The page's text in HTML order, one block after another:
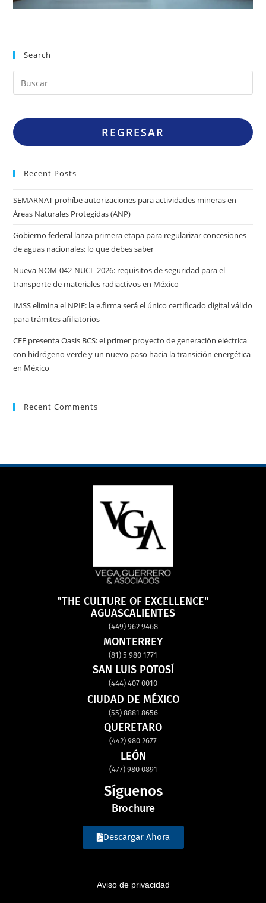
Search
REGRESAR
Recent Posts
SEMARNAT prohíbe autorizaciones para actividades mineras en
Áreas Naturales Protegidas (ANP)
Gobierno federal lanza primera etapa para regularizar concesiones
de aguas nacionales: lo que debes saber
Nueva NOM-042-NUCL-2026: requisitos de seguridad para el
transporte de materiales radiactivos en México
IMSS elimina el NPIE: la e.firma será el único certificado digital válido
para trámites afiliatorios
CFE presenta Oasis BCS: el primer proyecto de generación eléctrica
con hidrógeno verde y un nuevo paso hacia la transición energética
en México
Recent Comments
"THE CULTURE OF EXCELLENCE"
AGUASCALIENTES
(449) 962 9468
MONTERREY
(81) 5 980 1771
SAN LUIS POTOSÍ
(444) 407 0010
CIUDAD DE MÉXICO
(55) 8881 8656
QUERETARO
(442) 980 2677
LEÓN
(477) 980 0891
Síguenos
Brochure
Descargar Ahora
Aviso de privacidad